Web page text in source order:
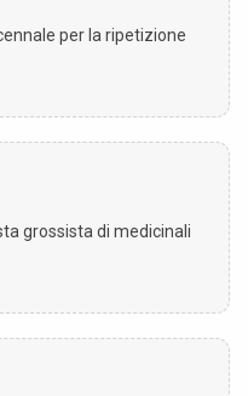
per la ripetizione
grossista di medicinali